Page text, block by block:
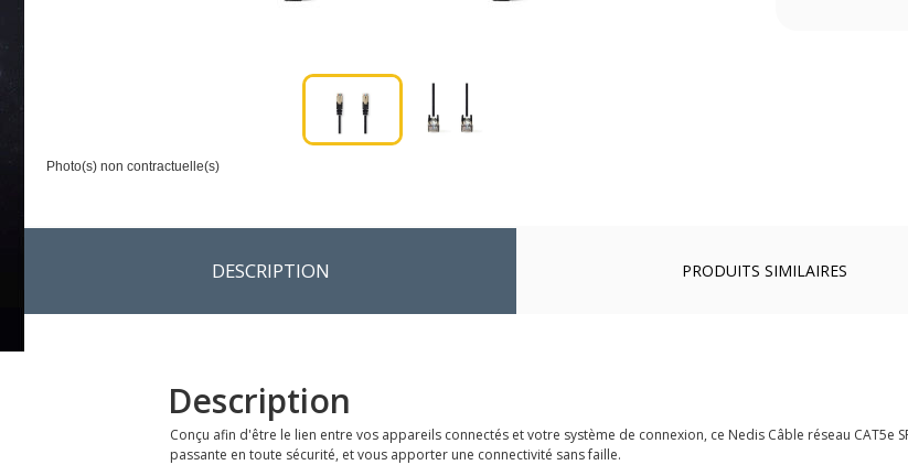
Photo(s) non contractuelle(s)
DESCRIPTION PRODUITS SIMILAIRES
Description
Conçu afin d'être le lien entre vos appareils connectés et votre système de connexion, ce Nedis Câble réseau CAT5e
passante en toute sécurité, et vous apporter une connectivité sans faille.